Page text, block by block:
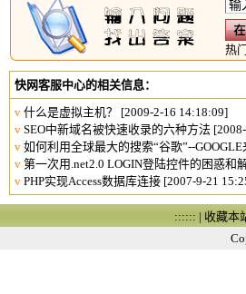
热
快网客服中心的相关信息：
v 什么是虚拟主机？
[2009-2-16 14:18:09]
v SEO中新域名被快速收录的六种方法
v 如何利用全球最大的搜索“谷歌”--
v 第一次用.net2.0 LOGIN登陆控件的困惑和
v PHP实现Access数据库连接 [2007-9-21
:::::: | 收藏本